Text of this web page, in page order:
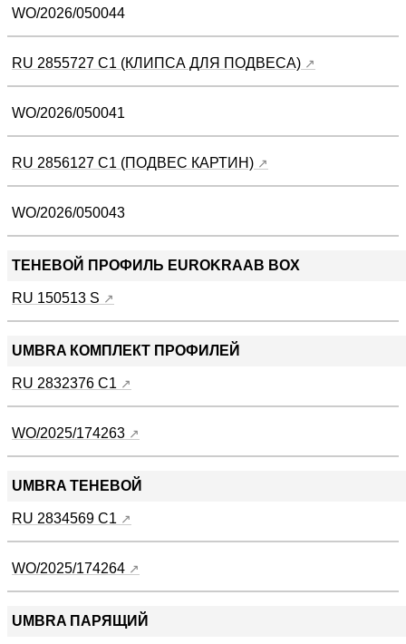
WO/2026/050044
RU 2855727 C1 (КЛИПСА ДЛЯ ПОДВЕСА)
WO/2026/050041
RU 2856127 C1 (ПОДВЕС КАРТИН)
WO/2026/050043
ТЕНЕВОЙ ПРОФИЛЬ EUROKRAAB BOX
RU 150513 S
UMBRA КОМПЛЕКТ ПРОФИЛЕЙ
RU 2832376 C1
WO/2025/174263
UMBRA ТЕНЕВОЙ
RU 2834569 C1
WO/2025/174264
UMBRA ПАРЯЩИЙ